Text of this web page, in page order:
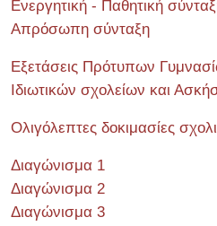
Ενεργητική - Παθητική
Απρόσωπη σύνταξη
Εξετάσεις Πρότυπων
Ιδιωτικών σχολείων και
Ολιγόλεπτες δοκιμασίες
Διαγώνισμα 1
Διαγώνισμα 2
Διαγώνισμα 3